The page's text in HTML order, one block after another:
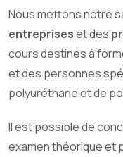
Nous mettons notre
entrepriseset des
cours destinés à
et des personnes
polyuréthane et de
Il est possible de
examen théorique et